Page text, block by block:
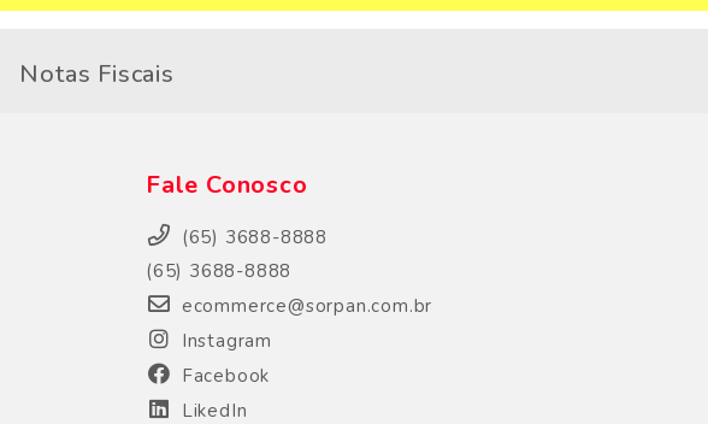
Notas Fiscais
Fale Conosco
(65) 3688-8888
(65) 3688-8888
ecommerce@sorpan.com.br
Instagram
Facebook
LikedIn